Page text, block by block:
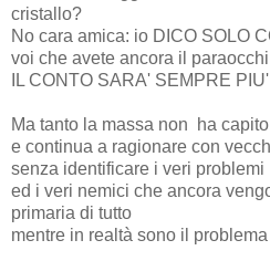
cristallo?
No cara amica: io DICO SOLO
voi che avete ancora il
IL CONTO SARA' SEMPRE
Ma tanto la massa non ha capito
e continua a ragionare con
senza identificare i veri problemi
ed i veri nemici che ancora
primaria di tutto
mentre in realtà sono il